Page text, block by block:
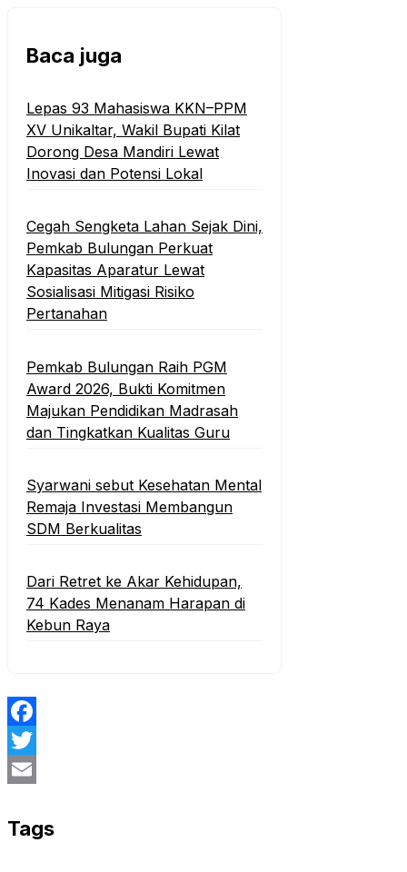
Baca juga
Lepas 93 Mahasiswa KKN–PPM
XV Unikaltar, Wakil Bupati Kilat
Dorong Desa Mandiri Lewat
Inovasi dan Potensi Lokal
Cegah Sengketa Lahan Sejak Dini,
Pemkab Bulungan Perkuat
Kapasitas Aparatur Lewat
Sosialisasi Mitigasi Risiko
Pertanahan
Pemkab Bulungan Raih PGM
Award 2026, Bukti Komitmen
Majukan Pendidikan Madrasah
dan Tingkatkan Kualitas Guru
‎Syarwani sebut Kesehatan Mental
Remaja Investasi Membangun
SDM Berkualitas
‎Dari Retret ke Akar Kehidupan,
74 Kades Menanam Harapan di
Kebun Raya
Facebook
Twitter
Tags